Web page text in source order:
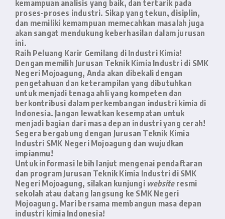
kemampuan analisis yang baik, dan tertarik pada
proses-proses industri. Sikap yang tekun, disiplin,
dan memiliki kemampuan memecahkan masalah juga
akan sangat mendukung keberhasilan dalam jurusan
ini.
Raih Peluang Karir Gemilang di Industri Kimia!
Dengan memilih Jurusan Teknik Kimia Industri di SMK
Negeri Mojoagung, Anda akan dibekali dengan
pengetahuan dan keterampilan yang dibutuhkan
untuk menjadi tenaga ahli yang kompeten dan
berkontribusi dalam perkembangan industri kimia di
Indonesia. Jangan lewatkan kesempatan untuk
menjadi bagian dari masa depan industri yang cerah!
Segera bergabung dengan Jurusan Teknik Kimia
Industri SMK Negeri Mojoagung dan wujudkan
impianmu!
Untuk informasi lebih lanjut mengenai pendaftaran
dan program Jurusan Teknik Kimia Industri di SMK
Negeri Mojoagung, silakan kunjungi websiteresmi
sekolah atau datang langsung ke SMK Negeri
Mojoagung. Mari bersama membangun masa depan
industri kimia Indonesia!